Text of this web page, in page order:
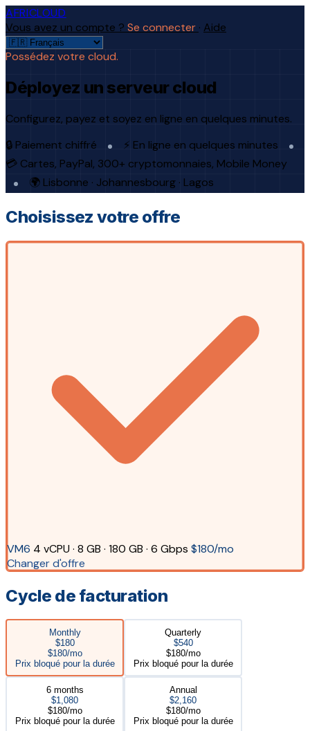
AFRICLOUD
Vous avez un compte ? Se connecter · Aide
Possédez votre cloud.
Déployez un serveur cloud
Configurez, payez et soyez en ligne en quelques minutes.
🔒 Paiement chiffré
⚡ En ligne en quelques minutes
💳 Cartes, PayPal, 300+ cryptomonnaies, Mobile Money
🌍 Lisbonne · Johannesbourg · Lagos
Choisissez votre offre
VM6 4 vCPU · 8 GB · 180 GB · 6 Gbps $180/mo
Changer d'offre
Cycle de facturation
Monthly
$180
$180/mo
Prix bloqué pour la durée
Quarterly
$540
$180/mo
Prix bloqué pour la durée
6 months
$1,080
$180/mo
Prix bloqué pour la durée
Annual
$2,160
$180/mo
Prix bloqué pour la durée